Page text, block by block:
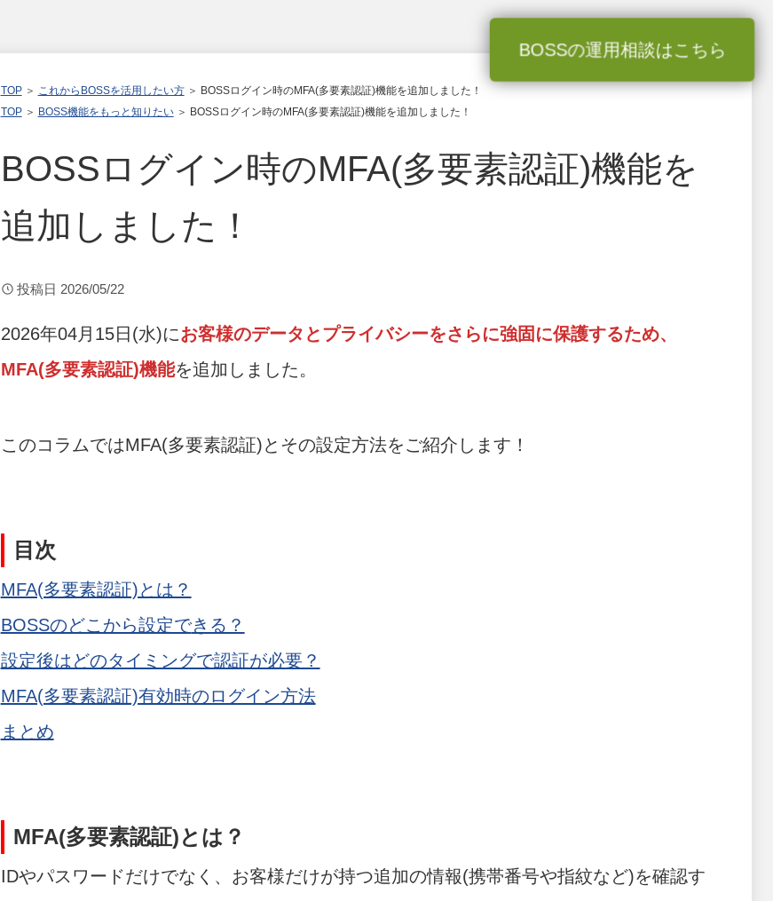
BOSSの運用相談はこちら
TOP＞ これからBOSSを活用したい方＞ BOSSログイン時のMFA(多要素認証)機能を追加しました！
TOP＞ BOSS機能をもっと知りたい＞ BOSSログイン時のMFA(多要素認証)機能を追加しました！
BOSSログイン時のMFA(多要素認証)機能を
追加しました！
投稿日 2026/05/22
2026年04月15日(水)にお客様のデータとプライバシーをさらに強固に保護するため、
MFA(多要素認証)機能を追加しました。
このコラムではMFA(多要素認証)とその設定方法をご紹介します！
目次
MFA(多要素認証)とは？
BOSSのどこから設定できる？
設定後はどのタイミングで認証が必要？
MFA(多要素認証)有効時のログイン方法
まとめ
MFA(多要素認証)とは？
IDやパスワードだけでなく、お客様だけが持つ追加の情報(携帯番号や指紋など)を確認す